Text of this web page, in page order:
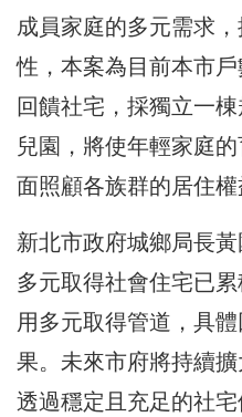
成員家庭的多元需求
性，本案為目前本市
回饋社宅，採獨立一
兒園，將使年輕家庭
面照顧各族群的居住權
新北市政府城鄉局長
多元取得社會住宅已
用多元取得管道，具
果。未來市府將持續
透過穩定且充足的社